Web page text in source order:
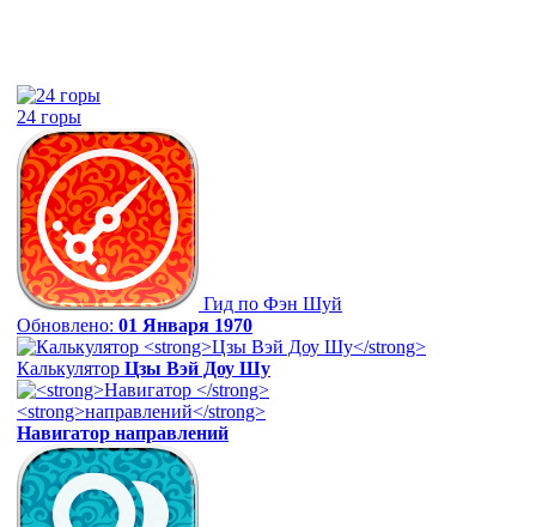
24 горы
Гид по Фэн Шуй
Обновлено: 01 Января 1970
Калькулятор Цзы Вэй Доу Шу
Навигатор направлений